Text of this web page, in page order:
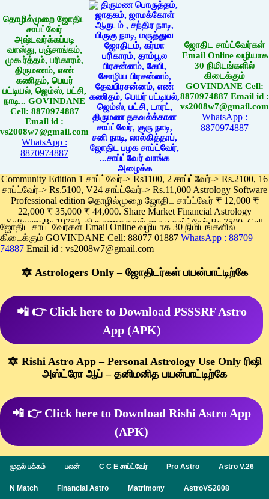
தொழில்முறை ஜோதிட
சாப்ட்வேர்
அஷ்டவர்க்கப்படி
வாஸ்து, பஞ்சாங்கம்,
முகூர்த்தம், பரிகாரம்,
திருமணம், எண்
கணிதம், பெயர்
பட்டியல், ஜெம்ஸ், பட்சி,
நாடி... GOVINDANE
Cell: 8870974887
Email id :
vs2008w7@gmail.com
WhatsApp :
8870974887
ஜோதிட சாப்ட்வேர்கள்
Email Online வழியாக
30 நிமிடங்களில்
கிடைக்கும்
GOVINDANE Cell:
8870974887 Email id :
vs2008w7@gmail.com
WhatsApp :
8870974887
Community Edition 1 சாப்ட்வேர்-> Rs1100, 2 சாப்ட்வேர்-> Rs.2100, 16
சாப்ட்வேர்-> Rs.5100, V24 சாப்ட்வேர்-> Rs.11,000 Astrology Software
Professional edition தொழில்முறை ஜோதிட சாப்ட்வேர் ₹ 12,000 ₹
22,000 ₹ 35,000 ₹ 44,000. Share Market Financial Astrology
Software Rs.19750, திருமணதகவல் மைய சாப்ட்வேர் Rs.7500, Cell
Phone App Rs. 1100
Pay online
ஜோதிட சாப்ட்வேர்கள் Email Online வழியாக 30 நிமிடங்களில்
கிடைக்கும் GOVINDANE Cell: 88077 01887 WhatsApp : 88709
74887 Email id : vs2008w7@gmail.com
🔯 Astrologers Only – ஜோதிடர்கள் பயன்பாட்டிற்கே
📲 👉 Click here to Download PSSSRF Astro
App (APK)
🔯 Rishi Astro App – Personal Astrology Use Only ரிஷி
அஸ்ட்ரோ ஆப் – தனிமனித பயன்பாட்டிற்கே
📲 👉 Click here to Download Rishi Astro App
(APK)
முதல் பக்கம் பலன் C C E சாப்ட்வேர் Pro Astro Astro V.26
N Match Financial Astro Matrimony AstroVS2008